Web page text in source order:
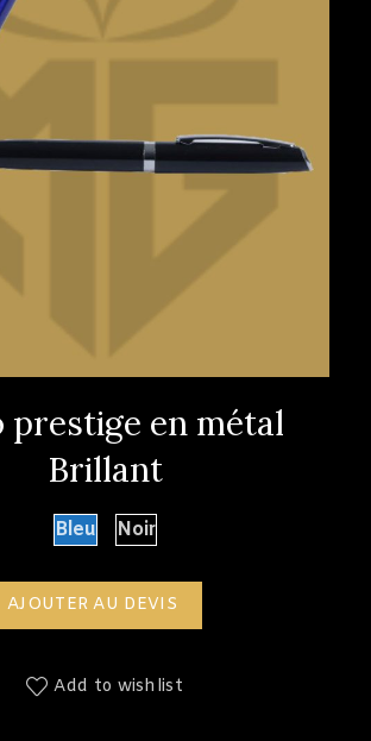
prestige en métal
Brillant
Bleu Noir
Stylo prestige en métal Brillant
AJOUTER AU DEVIS
Add to wishlist